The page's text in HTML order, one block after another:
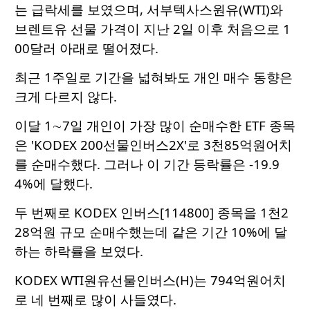
는 급락세를 보였으며, 서부텍사스원유(WTI)와
브렌트유 선물 가격이 지난 2일 이후 처음으로 1
00달러 아래로 떨어졌다.
최근 1주일로 기간을 넓혀봐도 개인 매수 동향은
크게 다르지 않다.
이달 1∼7일 개인이 가장 많이 순매수한 ETF 종목
은 'KODEX 200선물인버스2X'로 3천85억원어치
를 순매수했다. 그러나 이 기간 등락률은 -19.9
4%에 달했다.
두 번째로 KODEX 인버스[114800] 종목을 1천2
28억원 규모 순매수했는데 같은 기간 10%에 달
하는 하락률을 보였다.
KODEX WTI원유선물인버스(H)는 794억원어치
로 네 번째로 많이 사들였다.